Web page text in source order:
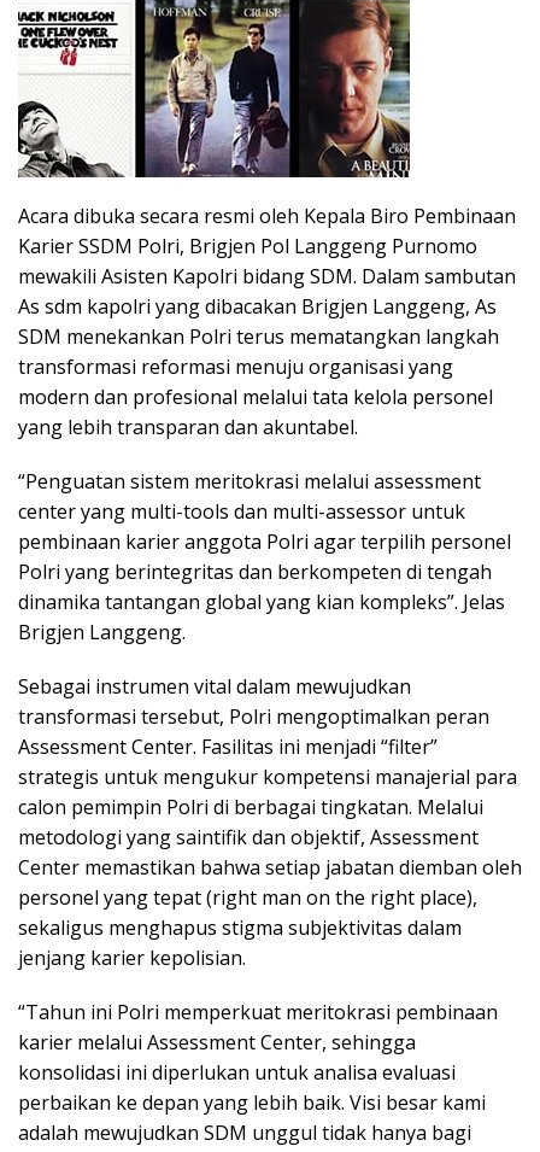
Acara dibuka secara resmi oleh Kepala Biro Pembinaan
Karier SSDM Polri, Brigjen Pol Langgeng Purnomo
mewakili Asisten Kapolri bidang SDM. Dalam sambutan
As sdm kapolri yang dibacakan Brigjen Langgeng, As
SDM menekankan Polri terus mematangkan langkah
transformasi reformasi menuju organisasi yang
modern dan profesional melalui tata kelola personel
yang lebih transparan dan akuntabel.
“Penguatan sistem meritokrasi melalui assessment
center yang multi-tools dan multi-assessor untuk
pembinaan karier anggota Polri agar terpilih personel
Polri yang berintegritas dan berkompeten di tengah
dinamika tantangan global yang kian kompleks”. Jelas
Brigjen Langgeng.
Sebagai instrumen vital dalam mewujudkan
transformasi tersebut, Polri mengoptimalkan peran
Assessment Center. Fasilitas ini menjadi “filter”
strategis untuk mengukur kompetensi manajerial para
calon pemimpin Polri di berbagai tingkatan. Melalui
metodologi yang saintifik dan objektif, Assessment
Center memastikan bahwa setiap jabatan diemban oleh
personel yang tepat (right man on the right place),
sekaligus menghapus stigma subjektivitas dalam
jenjang karier kepolisian.
“Tahun ini Polri memperkuat meritokrasi pembinaan
karier melalui Assessment Center, sehingga
konsolidasi ini diperlukan untuk analisa evaluasi
perbaikan ke depan yang lebih baik. Visi besar kami
adalah mewujudkan SDM unggul tidak hanya bagi